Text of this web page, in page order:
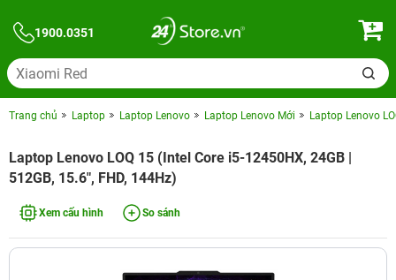
1900.0351
Trang chủ Laptop Laptop Lenovo Laptop Lenovo Mới Laptop Lenovo
Laptop Lenovo LOQ 15 (Intel Core i5-12450HX, 24GB |
512GB, 15.6", FHD, 144Hz)
Xem cấu hình So sánh